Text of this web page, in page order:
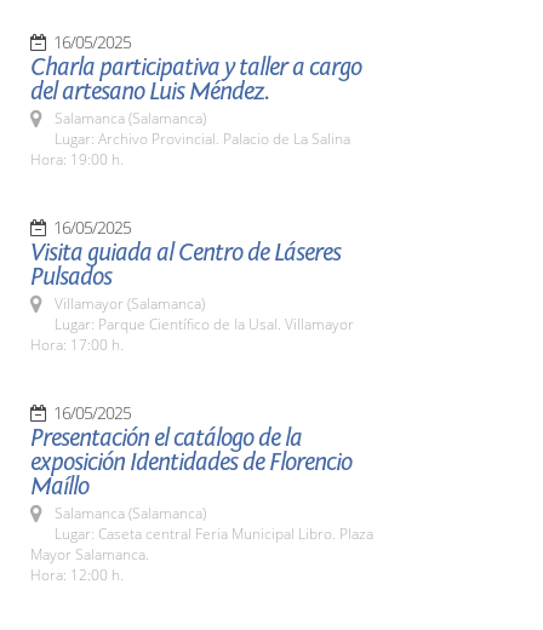
16/05/2025
Charla participativa y taller a cargo
del artesano Luis Méndez.
Salamanca (Salamanca)
Lugar: Archivo Provincial. Palacio de La Salina
Hora: 19:00 h.
16/05/2025
Visita guiada al Centro de Láseres
Pulsados
Villamayor (Salamanca)
Lugar: Parque Científico de la Usal. Villamayor
Hora: 17:00 h.
16/05/2025
Presentación el catálogo de la
exposición Identidades de Florencio
Maíllo
Salamanca (Salamanca)
Lugar: Caseta central Feria Municipal Libro. Plaza
Mayor Salamanca.
Hora: 12:00 h.